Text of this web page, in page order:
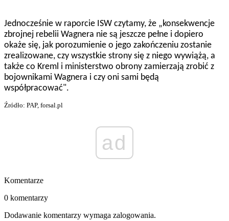
Jednocześnie w raporcie ISW czytamy, że „konsekwencje
zbrojnej rebelii Wagnera nie są jeszcze pełne i dopiero
okaże się, jak porozumienie o jego zakończeniu zostanie
zrealizowane, czy wszystkie strony się z niego wywiążą, a
także co Kreml i ministerstwo obrony zamierzają zrobić z
bojownikami Wagnera i czy oni sami będą
współpracować".
Źródło: PAP, forsal.pl
ad
Komentarze
0 komentarzy
Dodawanie komentarzy wymaga zalogowania.